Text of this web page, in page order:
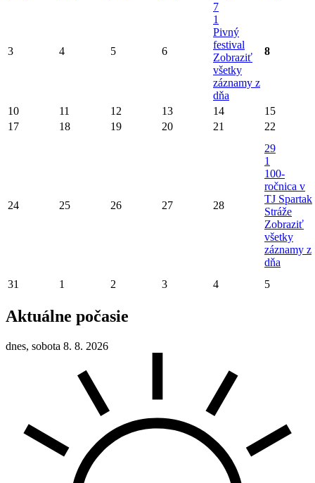
3 4 5 6
7
1
Pivný
festival
Zobraziť
všetky
záznamy z
dňa
8
10 11 12 13 14
15
17
18 19 20 21 22
24 25 26 27 28
29
1
100-
ročnica v
TJ Spartak
Stráže
Zobraziť
všetky
záznamy z
dňa
31
1 2 3 4 5
Aktuálne počasie
dnes, sobota 8. 8. 2026